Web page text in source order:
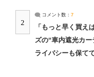
2
コメント数： 7
「もっと早く買
ズの“車内遮光カ
ライバシーも保て